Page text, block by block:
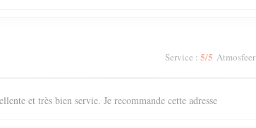
Service : 5/5 Atmosfeer
et très bien servie. Je recommande cette adresse